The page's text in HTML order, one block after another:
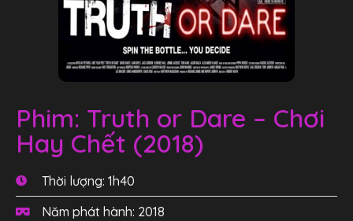
Phim: Truth or Dare – Chơi
Hay Chết (2018)
Thời lượng: 1h40
Năm phát hành: 2018